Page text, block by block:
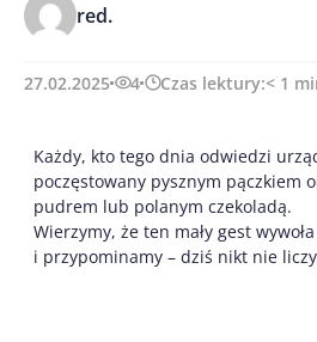
red.
27.02.2025 4 Czas lektury:< 1
Każdy, kto tego dnia odwiedzi
poczęstowany pysznym pączkiem
pudrem lub polanym czekoladą.
Wierzymy, że ten mały gest
i przypominamy – dziś nikt nie